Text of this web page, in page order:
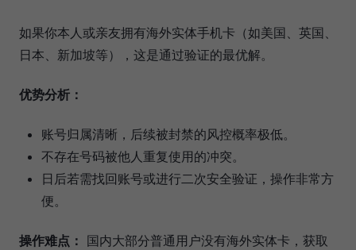
如果你本人或亲友拥有海外实体手机卡（如美国、英国、
日本、新加坡等），这是通过验证的最优解。
优势分析：
账号归属清晰，后续被封禁的风控概率极低。
不存在号码被他人重复使用的冲突。
日后若需找回账号或进行二次安全验证，操作非常方
便。
操作难点： 国内大部分普通用户没有海外实体卡，获取